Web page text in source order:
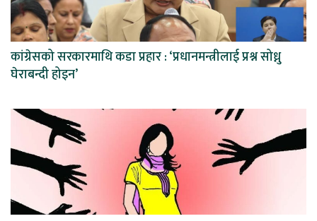
कांग्रेसको सरकारमाथि कडा प्रहार : ‘प्रधानमन्त्रीलाई प्रश्न सोध्नु
घेराबन्दी होइन’